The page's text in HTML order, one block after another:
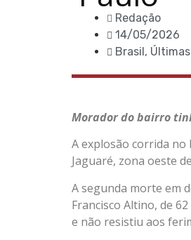
Redação
14/05/2026
Brasil,
Morador do bairro
A explosão corrida
Jaguaré, zona oeste
A segunda morte em
Francisco Altino, de
e não resistiu aos